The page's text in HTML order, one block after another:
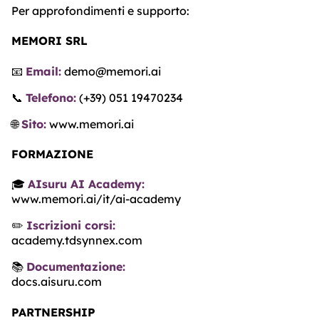
Per approfondimenti e supporto:
MEMORI SRL
📧 Email: demo@memori.ai
📞 Telefono: (+39) 051 19470234
🌐Sito: www.memori.ai
FORMAZIONE
🎓 AIsuru AI Academy:
www.memori.ai/it/ai-academy
✏️ Iscrizioni corsi:
academy.tdsynnex.com
📚 Documentazione:
docs.aisuru.com
PARTNERSHIP